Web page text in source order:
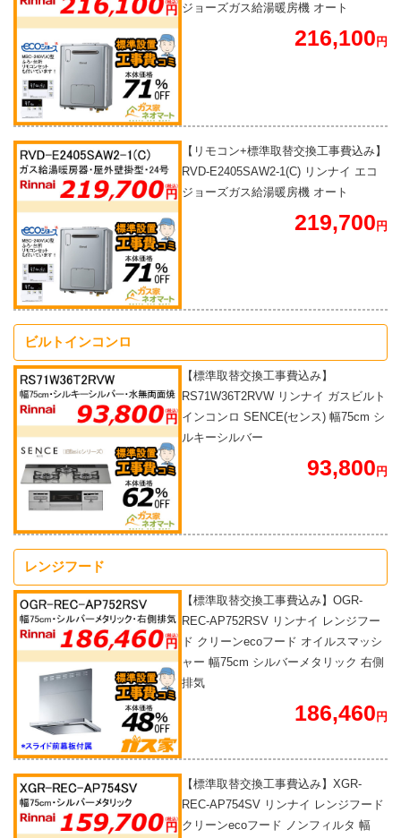
ジョーズガス給湯暖房機 オート
216,100 円
【リモコン+標準取替交換工事費込み】
RVD-E2405SAW2-1(C) リンナイ エコ
ジョーズガス給湯暖房機 オート
219,700円
ビルトインコンロ
【標準取替交換工事費込み】
RS71W36T2RVW リンナイ ガスビルト
インコンロ SENCE(センス) 幅75cm シ
ルキーシルバー
93,800円
レンジフード
【標準取替交換工事費込み】OGR-
REC-AP752RSV リンナイ レンジフー
ド クリーンecoフード オイルスマッシ
ャー 幅75cm シルバーメタリック 右側
排気
186,460円
【標準取替交換工事費込み】XGR-
REC-AP754SV リンナイ レンジフード
クリーンecoフード ノンフィルタ 幅